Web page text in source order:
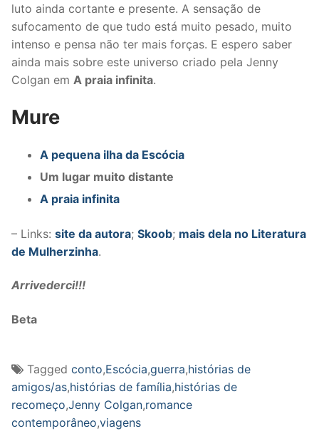
luto ainda cortante e presente. A sensação de
sufocamento de que tudo está muito pesado, muito
intenso e pensa não ter mais forças. E espero saber
ainda mais sobre este universo criado pela Jenny
Colgan em A praia infinita.
Mure
A pequena ilha da Escócia
Um lugar muito distante
A praia infinita
– Links: site da autora; Skoob; mais dela no Literatura
de Mulherzinha.
Arrivederci!!!
Beta
Tagged conto,Escócia,guerra,histórias de
amigos/as,histórias de família,histórias de
recomeço,Jenny Colgan,romance
contemporâneo,viagens